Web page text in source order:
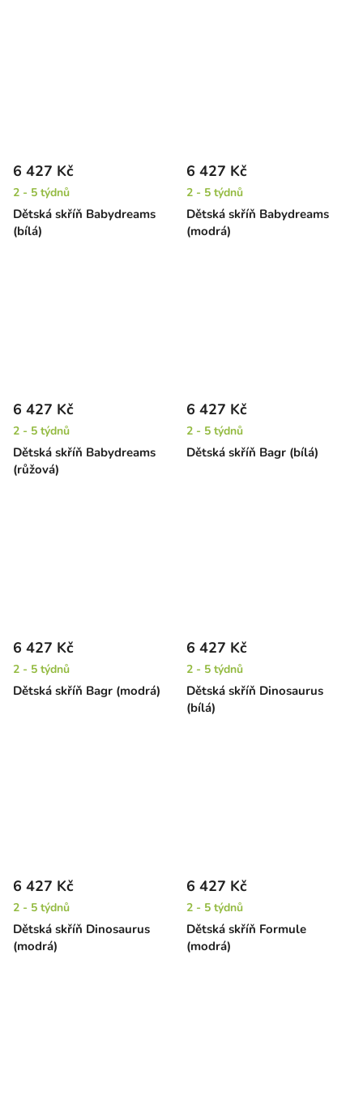
Dětská skříň Babydreams
(bílá)
6 427 Kč
2 - 5 týdnů
Dětská skříň Babydreams
(modrá)
6 427 Kč
2 - 5 týdnů
Dětská skříň Babydreams
(růžová)
6 427 Kč
2 - 5 týdnů
Dětská skříň Bagr (bílá)
6 427 Kč
2 - 5 týdnů
Dětská skříň Bagr (modrá)
6 427 Kč
2 - 5 týdnů
Dětská skříň Dinosaurus
(bílá)
6 427 Kč
2 - 5 týdnů
Dětská skříň Dinosaurus
(modrá)
6 427 Kč
2 - 5 týdnů
Dětská skříň Formule
(modrá)
6 427 Kč
2 - 5 týdnů